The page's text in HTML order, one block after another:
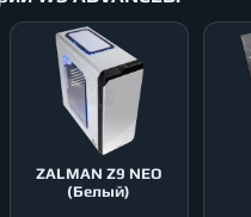
ZALMAN Z9 NEO
(Белый)